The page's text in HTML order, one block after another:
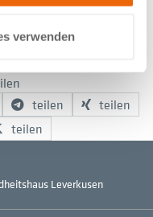
verwenden
teilen
teilen
teilen
Leverkusen